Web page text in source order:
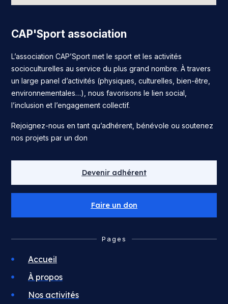
CAP'Sport association
L’association CAP’Sport met le sport et les activités
socioculturelles au service du plus grand nombre. À travers
un large panel d’activités (physiques, culturelles, bien-être,
environnementales…), nous favorisons le lien social,
l’inclusion et l’engagement collectif.
Rejoignez-nous en tant qu’adhérent, bénévole ou soutenez
nos projets par un don
Devenir adhérent
Faire un don
Pages
Accueil
À propos
Nos activités